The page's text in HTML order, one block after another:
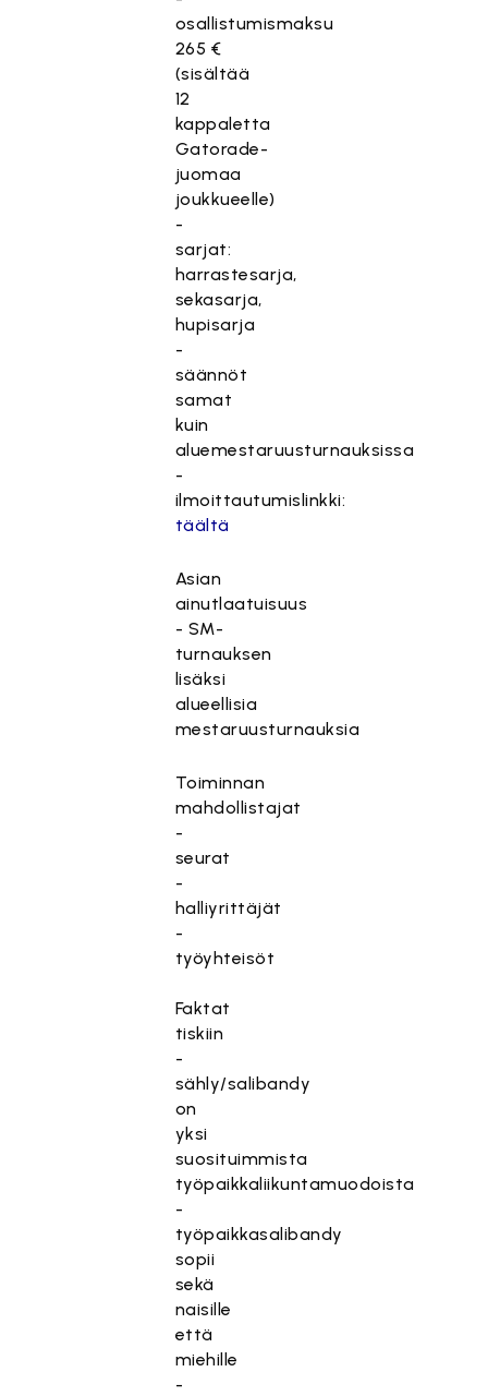
osallistumismaksu
265 €
(sisältää
12
kappaletta
Gatorade-
juomaa
joukkueelle)
-
sarjat:
harrastesarja,
sekasarja,
hupisarja
-
säännöt
samat
kuin
aluemestaruusturnauksissa
-
ilmoittautumislinkki:
täältä
Asian
ainutlaatuisuus
- SM-
turnauksen
lisäksi
alueellisia
mestaruusturnauksia
Toiminnan
mahdollistajat
-
seurat
-
halliyrittäjät
-
työyhteisöt
Faktat
tiskiin
-
sähly/salibandy
on
yksi
suosituimmista
työpaikkaliikuntamuodoista
-
työpaikkasalibandy
sopii
sekä
naisille
että
miehille
-